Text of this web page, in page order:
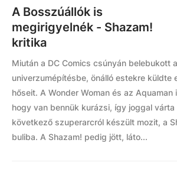
A Bosszúállók is
megirigyelnék - Shazam!
kritika
Miután a DC Comics csúnyán belebukott
univerzumépítésbe, önálló estekre küldte
hőseit. A Wonder Woman és az Aquaman
hogy van bennük kurázsi, így joggal várta
következő szuperarcról készült mozit, a
buliba. A Shazam! pedig jött, láto...